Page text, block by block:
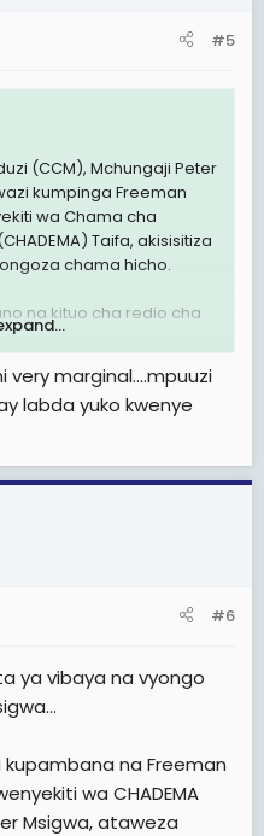
#5
(CCM), Mchungaji Peter
kumpinga Freeman
wa Chama cha
Taifa, akisisitiza
chama hicho.
na kituo cha redio cha
kuwa aliona mapema
angepoteza nafasi yake
hafai na tunapaswa kuwa
dhidi ya Mbowe
Msigwa huku
mwanzo lakini
naye kuwa Mbowe
marginal....mpuuzi
labda yuko kwenye
#6
ya vibaya na vyongo
na Freeman
wa CHADEMA
Msigwa, ataweza